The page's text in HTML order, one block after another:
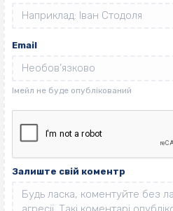
Email
Залиште свій коментр